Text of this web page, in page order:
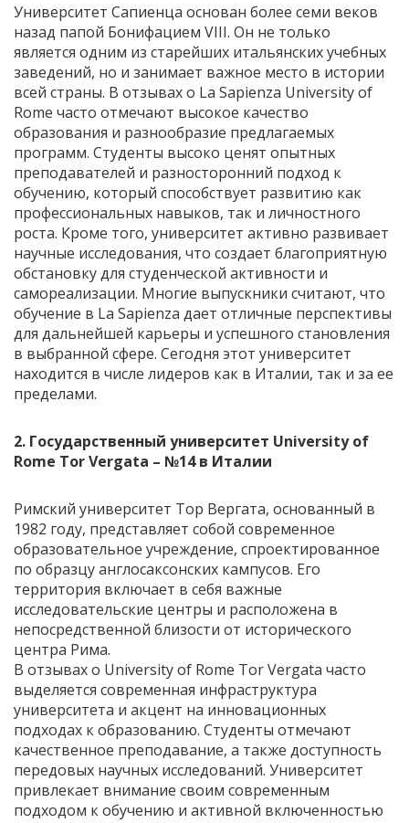
Университет Сапиенца основан более семи веков
назад папой Бонифацием VIII. Он не только
является одним из старейших итальянских учебных
заведений, но и занимает важное место в истории
всей страны. В отзывах о La Sapienza University of
Rome часто отмечают высокое качество
образования и разнообразие предлагаемых
программ. Студенты высоко ценят опытных
преподавателей и разносторонний подход к
обучению, который способствует развитию как
профессиональных навыков, так и личностного
роста. Кроме того, университет активно развивает
научные исследования, что создает благоприятную
обстановку для студенческой активности и
самореализации. Многие выпускники считают, что
обучение в La Sapienza дает отличные перспективы
для дальнейшей карьеры и успешного становления
в выбранной сфере. Сегодня этот университет
находится в числе лидеров как в Италии, так и за ее
пределами.
2. Государственный университет University of
Rome Tor Vergata – №14 в Италии
Римский университет Тор Вергата, основанный в
1982 году, представляет собой современное
образовательное учреждение, спроектированное
по образцу англосаксонских кампусов. Его
территория включает в себя важные
исследовательские центры и расположена в
непосредственной близости от исторического
центра Рима.
В отзывах о University of Rome Tor Vergata часто
выделяется современная инфраструктура
университета и акцент на инновационных
подходах к образованию. Студенты отмечают
качественное преподавание, а также доступность
передовых научных исследований. Университет
привлекает внимание своим современным
подходом к обучению и активной включенностью